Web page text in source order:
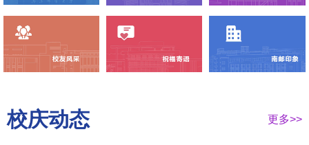
校庆动态 更多>>